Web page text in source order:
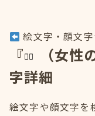
絵文字・顔文
『
（女
字詳細
絵文字や顔文字を